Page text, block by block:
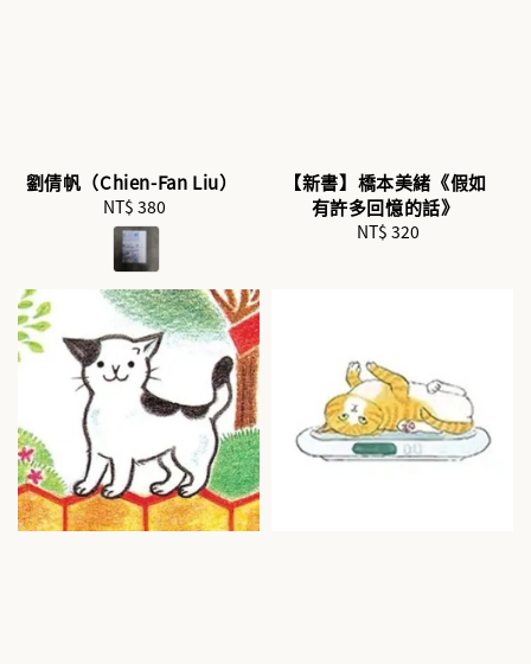
劉倩帆（Chien-Fan Liu）
Regular
price
NT$ 380
【新書】橋本美緒《假如
有許多回憶的話》
Regular
NT$ 320